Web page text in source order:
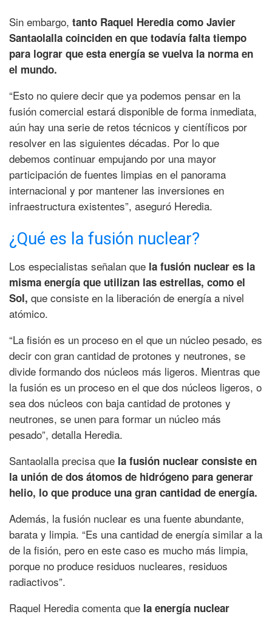
Sin embargo, tanto Raquel Heredia como Javier
Santaolalla coinciden en que todavía falta tiempo
para lograr que esta energía se vuelva la norma en
el mundo.
“Esto no quiere decir que ya podemos pensar en la
fusión comercial estará disponible de forma inmediata,
aún hay una serie de retos técnicos y científicos por
resolver en las siguientes décadas. Por lo que
debemos continuar empujando por una mayor
participación de fuentes limpias en el panorama
internacional y por mantener las inversiones en
infraestructura existentes”, aseguró Heredia.
¿Qué es la fusión nuclear?
Los especialistas señalan que la fusión nuclear es la
misma energía que utilizan las estrellas, como el
Sol, que consiste en la liberación de energía a nivel
atómico.
“La fisión es un proceso en el que un núcleo pesado, es
decir con gran cantidad de protones y neutrones, se
divide formando dos núcleos más ligeros. Mientras que
la fusión es un proceso en el que dos núcleos ligeros, o
sea dos núcleos con baja cantidad de protones y
neutrones, se unen para formar un núcleo más
pesado”, detalla Heredia.
Santaolalla precisa que la fusión nuclear consiste en
la unión de dos átomos de hidrógeno para generar
helio, lo que produce una gran cantidad de energía.
Además, la fusión nuclear es una fuente abundante,
barata y limpia. “Es una cantidad de energía similar a la
de la fisión, pero en este caso es mucho más limpia,
porque no produce residuos nucleares, residuos
radiactivos”.
Raquel Heredia comenta que la energía nuclear